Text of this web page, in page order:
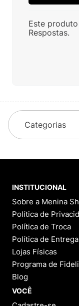
Este
Respostas.
Categorias
INSTITUCIONAL
Sobre a Menina
Política de
Política de Troca
Política de Entrega
Lojas Físicas
Programa de
Blog
VOCÊ